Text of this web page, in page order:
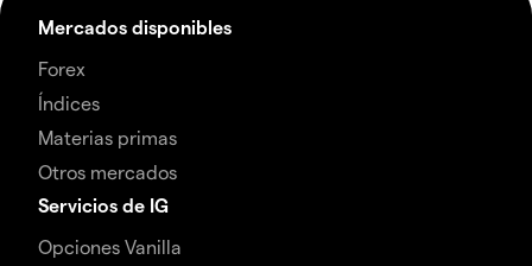
Mercados disponibles
Forex
Índices
Materias primas
Otros mercados
Servicios de IG
Opciones Vanilla